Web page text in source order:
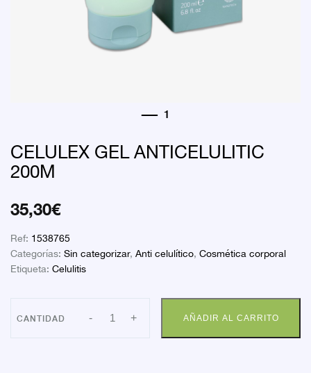
CELULEX GEL ANTICELULITIC
200M
35,30€
Ref: 1538765
Categorías: Sin categorizar, Anti celulítico, Cosmética corporal
Etiqueta: Celulitis
- CELULEX
GEL
ANTICELULITIC
+ AÑADIR AL CARRITO